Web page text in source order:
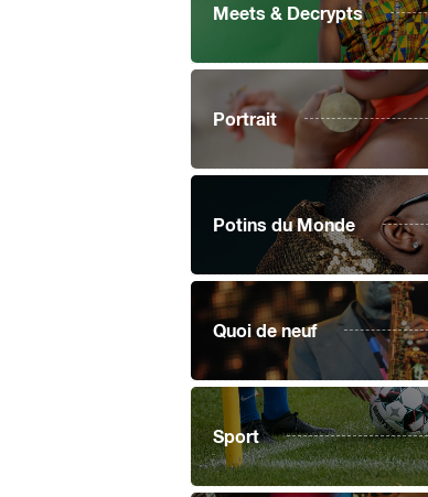
Meets & Decrypts
Portrait
Potins du Monde
Quoi de neuf
Sport